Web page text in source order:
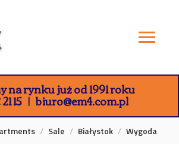
na rynku już od 1991 roku
15 biuro@em4.com.pl
Sale Białystok Wygoda